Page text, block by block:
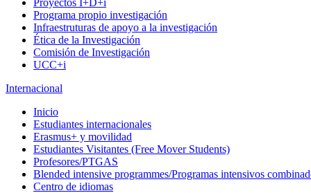
Proyectos I+D+i
Programa propio investigación
Infraestruturas de apoyo a la investigación
Ética de la Investigación
Comisión de Investigación
UCC+i
Internacional
Inicio
Estudiantes internacionales
Erasmus+ y movilidad
Estudiantes Visitantes (Free Mover Students)
Profesores/PTGAS
Blended intensive programmes/Programas intensivos
Centro de idiomas